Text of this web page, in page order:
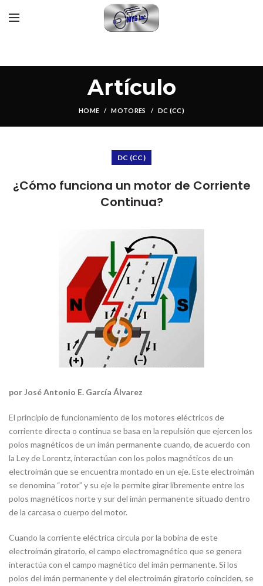
Artículo
HOME MOTORES DC (CC)
DC (CC)
¿Cómo funciona un motor de Corriente
Continua?
por José Antonio E. García Álvarez
El principio de funcionamiento de los motores eléctricos de
corriente directa o continua se basa en la repulsión que ejercen los
polos magnéticos de un imán permanente cuando, de acuerdo con
la Ley de Lorentz, interactúan con los polos magnéticos de un
electroimán que se encuentra montado en un eje. Este electroimán
se denomina “rotor” y su eje le permite girar libremente entre los
polos magnéticos norte y sur del imán permanente situado dentro
de la carcasa o cuerpo del motor.
Cuando la corriente eléctrica circula por la bobina de este
electroimán giratorio, el campo electromagnético que se genera
interactúa con el campo magnético del imán permanente. Si los
polos del imán permanente y del electroimán giratorio coinciden, se